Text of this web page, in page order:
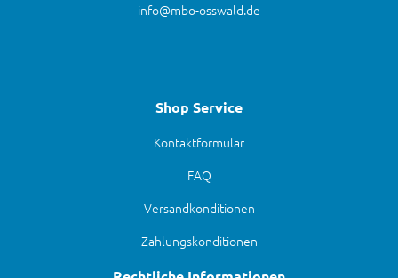
info@mbo-osswald.de
Shop Service
Kontaktformular
FAQ
Versandkonditionen
Zahlungskonditionen